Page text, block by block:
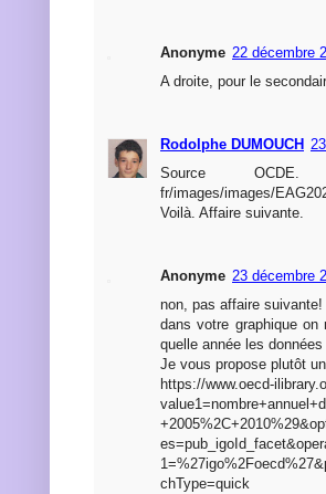
Anonyme 22 décembre
A droite, pour le
Rodolphe DUMOUCH
Source OCDE.
fr/images/images/
Voilà. Affaire suivante.
Anonyme 23 décembre
non, pas affaire suivante!
dans votre graphique
quelle année les
Je vous propose plutôt
https://www.oecd-
chType=quick